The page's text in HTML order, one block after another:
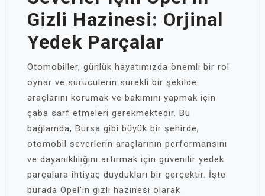
Gizli Hazinesi: Orjinal
Yedek Parçalar
Otomobiller, günlük hayatımızda önemli bir rol
oynar ve sürücülerin sürekli bir şekilde
araçlarını korumak ve bakımını yapmak için
çaba sarf etmeleri gerekmektedir. Bu
bağlamda, Bursa gibi büyük bir şehirde,
otomobil severlerin araçlarının performansını
ve dayanıklılığını artırmak için güvenilir yedek
parçalara ihtiyaç duydukları bir gerçektir. İşte
burada Opel'in gizli hazinesi olarak